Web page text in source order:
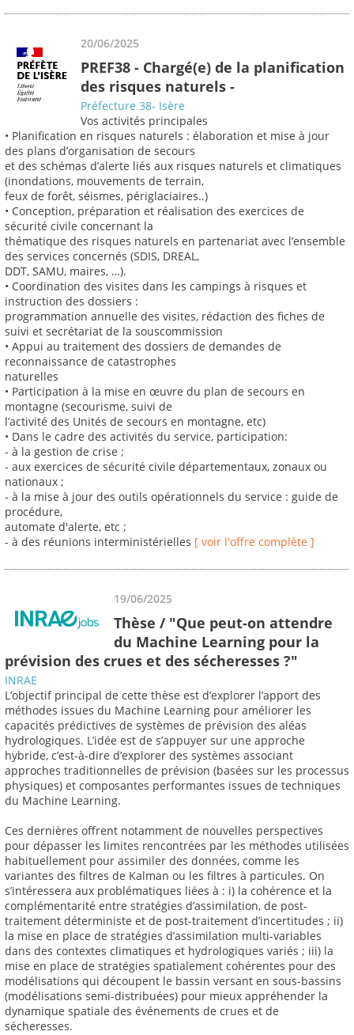
20/06/2025
PREF38 - Chargé(e) de la planification
des risques naturels -
Préfecture 38- Isère
Vos activités principales
• Planification en risques naturels : élaboration et mise à jour
des plans d’organisation de secours
et des schémas d’alerte liés aux risques naturels et climatiques
(inondations, mouvements de terrain,
feux de forêt, séismes, périglaciaires..)
• Conception, préparation et réalisation des exercices de
sécurité civile concernant la
thématique des risques naturels en partenariat avec l’ensemble
des services concernés (SDIS, DREAL,
DDT, SAMU, maires, …).
• Coordination des visites dans les campings à risques et
instruction des dossiers :
programmation annuelle des visites, rédaction des fiches de
suivi et secrétariat de la souscommission
• Appui au traitement des dossiers de demandes de
reconnaissance de catastrophes
naturelles
• Participation à la mise en œuvre du plan de secours en
montagne (secourisme, suivi de
l’activité des Unités de secours en montagne, etc)
• Dans le cadre des activités du service, participation:
- à la gestion de crise ;
- aux exercices de sécurité civile départementaux, zonaux ou
nationaux ;
- à la mise à jour des outils opérationnels du service : guide de
procédure,
automate d'alerte, etc ;
- à des réunions interministérielles [ voir l'offre complète ]
19/06/2025
Thèse / "Que peut-on attendre
du Machine Learning pour la
prévision des crues et des sécheresses ?"
INRAE
L’objectif principal de cette thèse est d’explorer l’apport des
méthodes issues du Machine Learning pour améliorer les
capacités prédictives de systèmes de prévision des aléas
hydrologiques. L’idée est de s’appuyer sur une approche
hybride, c’est-à-dire d’explorer des systèmes associant
approches traditionnelles de prévision (basées sur les processus
physiques) et composantes performantes issues de techniques
du Machine Learning.
Ces dernières offrent notamment de nouvelles perspectives
pour dépasser les limites rencontrées par les méthodes utilisées
habituellement pour assimiler des données, comme les
variantes des filtres de Kalman ou les filtres à particules. On
s’intéressera aux problématiques liées à : i) la cohérence et la
complémentarité entre stratégies d’assimilation, de post-
traitement déterministe et de post-traitement d’incertitudes ; ii)
la mise en place de stratégies d’assimilation multi-variables
dans des contextes climatiques et hydrologiques variés ; iii) la
mise en place de stratégies spatialement cohérentes pour des
modélisations qui découpent le bassin versant en sous-bassins
(modélisations semi-distribuées) pour mieux appréhender la
dynamique spatiale des événements de crues et de
sécheresses.